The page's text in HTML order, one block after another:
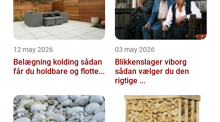
12 may 2026
Belægning kolding sådan
får du holdbare og flotte...
03 may 2026
Blikkenslager viborg
sådan vælger du den
rigtige ...